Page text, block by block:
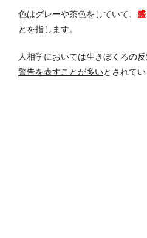
色はグレーや茶色をしていて、
とを指します。
人相学においては生きぼくろの反
警告を表すことが多いとされてい